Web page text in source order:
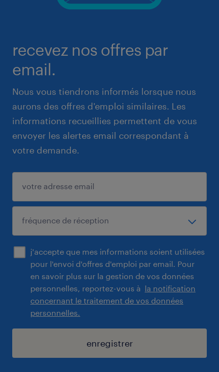
recevez nos offres par
email.
Nous vous tiendrons informés lorsque nous
aurons des offres d'emploi similaires. Les
informations recueillies permettent de vous
envoyer les alertes email correspondant à
votre demande.
j'accepte que mes informations soient utilisées
pour l'envoi d'offres d'emploi par email. Pour
en savoir plus sur la gestion de vos données
personnelles, reportez-vous à la notification
concernant le traitement de vos données
personnelles.
enregistrer